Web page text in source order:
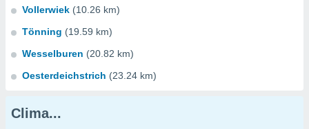
Vollerwiek (10.26 km)
Tönning (19.59 km)
Wesselburen (20.82 km)
Oesterdeichstrich (23.24 km)
Clima...